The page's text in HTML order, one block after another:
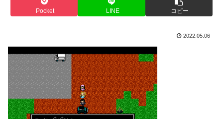
Pocket LINE コピー
2022.05.06